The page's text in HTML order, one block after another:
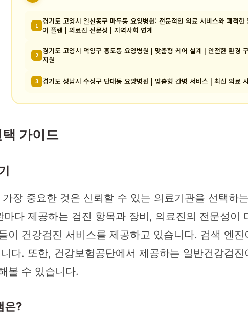
1 경기도 고양시 일산동구 마두동 요양병원: 전문적인 의료 서비스와 쾌적한
어 플랜 | 의료진 전문성 | 지역사회 연계
2 경기도 고양시 덕양구 흥도동 요양병원 | 맞춤형 케어 설계 | 안전한 환경
지원
3 경기도 성남시 수정구 단대동 요양병원 | 맞춤형 간병 서비스 | 최신 의료
가이드
장 중요한 것은 신뢰할 수 있는 의료기관을 선택
다 제공하는 검진 항목과 장비, 의료진의 전문성이
이 건강검진 서비스를 제공하고 있습니다. 검색 엔
다. 또한, 건강보험공단에서 제공하는 일반건강검
볼 수 있습니다.
은?